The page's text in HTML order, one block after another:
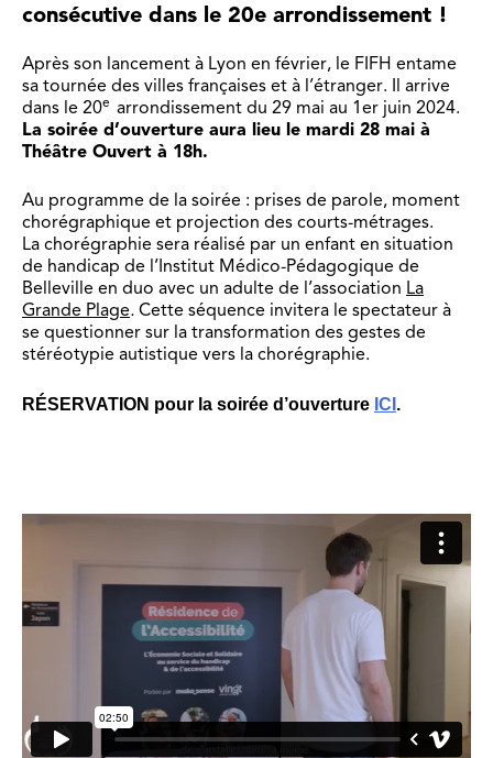
consécutive dans le 20e arrondissement !
Après son lancement à Lyon en février, le FIFH entame
sa tournée des villes françaises et à l’étranger. Il arrive
dans le 20e arrondissement du 29 mai au 1er juin 2024.
La soirée d’ouverture aura lieu le mardi 28 mai à
Théâtre Ouvert à 18h.
Au programme de la soirée : prises de parole, moment
chorégraphique et projection des courts-métrages.
La chorégraphie sera réalisé par un enfant en situation
de handicap de l’Institut Médico-Pédagogique de
Belleville en duo avec un adulte de l’association La
Grande Plage. Cette séquence invitera le spectateur à
se questionner sur la transformation des gestes de
stéréotypie autistique vers la chorégraphie.
RÉSERVATION pour la soirée d’ouverture ICI .